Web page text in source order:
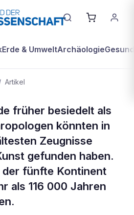
Erde & UmweltArchäologie
Artikel
der erste?
früher besiedelt als
könnten in
Zeugnisse
gefunden haben.
der fünfte Kontinent
als 116 000 Jahren